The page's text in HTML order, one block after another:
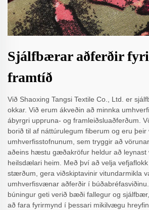
Sjálfbærar aðferðir
framtíð
Við Shaoxing Tangsi Textile Co., Ltd. er
okkar. Við erum ákveðin að minnka
ábyrgri uppruna- og framleiðsluaðferðum.
borið til af náttúrulegum fiberum og eru þeir
umhverfisstofnunum, sem tryggir að
aðeins hæstu gæðakröfur heldur að leynast
heilsdælari heim. Með því að velja
stærðum, gera viðskiptavinir vitundarmikla
umhverfisvænar aðferðir í
búningur geti verið bæði fallegur og
að fara fyrirmynd í þessari mikilvægu